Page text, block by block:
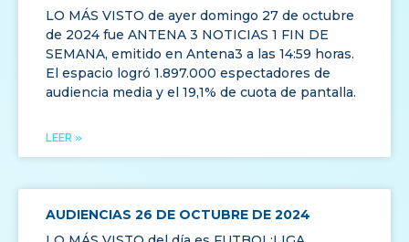
LO MÁS VISTO de ayer domingo 27 de octubre
de 2024 fue ANTENA 3 NOTICIAS 1 FIN DE
SEMANA, emitido en Antena3 a las 14:59 horas.
El espacio logró 1.897.000 espectadores de
audiencia media y el 19,1% de cuota de pantalla.
LEER »
AUDIENCIAS 26 DE OCTUBRE DE 2024